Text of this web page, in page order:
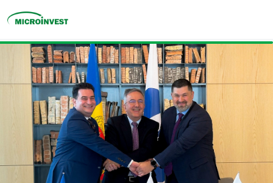
Personal
Business
Despre Microinvest
Pentru Clienți